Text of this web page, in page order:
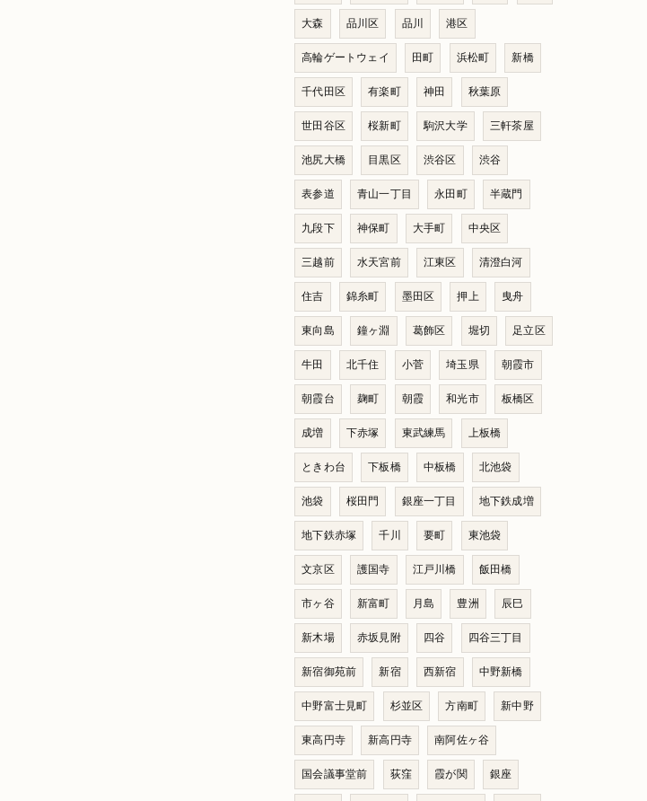
大森 品川区 品川 港区
高輪ゲートウェイ 田町 浜松町 新橋
千代田区 有楽町 神田 秋葉原
世田谷区 桜新町 駒沢大学 三軒茶屋
池尻大橋 目黒区 渋谷区 渋谷
表参道 青山一丁目 永田町 半蔵門
九段下 神保町 大手町 中央区
三越前 水天宮前 江東区 清澄白河
住吉 錦糸町 墨田区 押上 曳舟
東向島 鐘ヶ淵 葛飾区 堀切 足立区
牛田 北千住 小菅 埼玉県 朝霞市
朝霞台 麹町 朝霞 和光市 板橋区
成増 下赤塚 東武練馬 上板橋
ときわ台 下板橋 中板橋 北池袋
池袋 桜田門 銀座一丁目 地下鉄成増
地下鉄赤塚 千川 要町 東池袋
文京区 護国寺 江戸川橋 飯田橋
市ヶ谷 新富町 月島 豊洲 辰巳
新木場 赤坂見附 四谷 四谷三丁目
新宿御苑前 新宿 西新宿 中野新橋
中野富士見町 杉並区 方南町 新中野
東高円寺 新高円寺 南阿佐ヶ谷
国会議事堂前 荻窪 霞が関 銀座